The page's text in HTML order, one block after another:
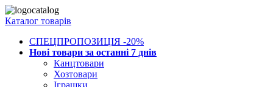
Каталог товарів
СПЕЦПРОПОЗИЦІЯ -20%
Нові товари за останнi 7 днiв
Канцтовари
Хозтовари
Іграшки